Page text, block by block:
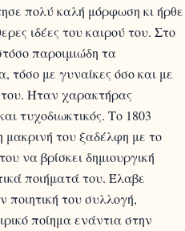
πολύ καλή μόρφωση κι ήρθε
ιδέες του καιρού του. Στο
παροιμιώδη τα
τόσο με γυναίκες όσο και με
του. Ήταν χαρακτήρας
τυχοδιωκτικός. Το 1803
του ξαδέλφη με το
να βρίσκει δημιουργική
ποιήματά του. Έλαβε
ποιητική του συλλογή,
ποίημα ενάντια στην